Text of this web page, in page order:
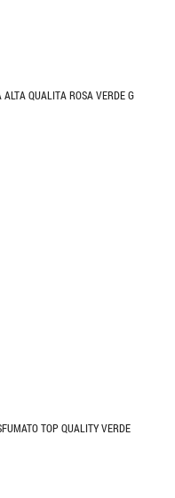
QUALITA ROSA VERDE G
TOP QUALITY VERDE